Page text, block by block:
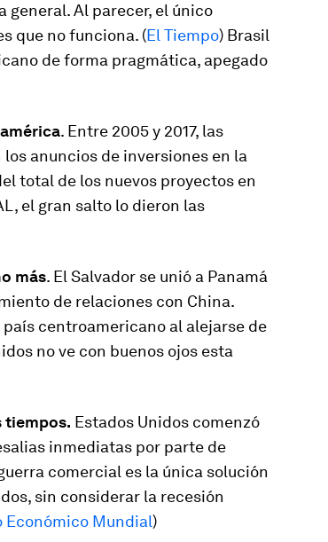
general. Al parecer, el único
que no funciona. (El Tiempo) Brasil
de forma pragmática, apegado
. Entre 2005 y 2017, las
anuncios de inversiones en la
total de los nuevos proyectos en
el gran salto lo dieron las
más. El Salvador se unió a Panamá
de relaciones con China.
país centroamericano al alejarse de
no ve con buenos ojos esta
tiempos. Estados Unidos comenzó
inmediatas por parte de
comercial es la única solución
sin considerar la recesión
Económico Mundial)